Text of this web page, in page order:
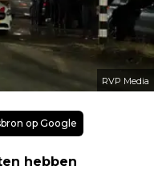
RVP Media
op Google
hebben